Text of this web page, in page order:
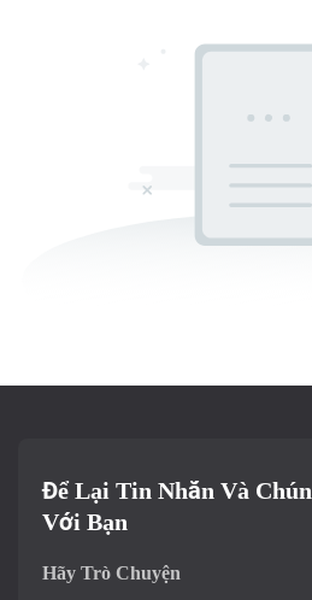
Để Lại Tin Nhắn Và
Với Bạn
Hãy Trò Chuyện